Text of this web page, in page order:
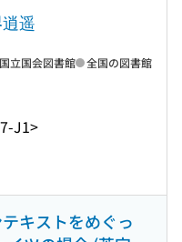
遥
J1>
国立国会図書館 全国の図書館
キストをめぐっ